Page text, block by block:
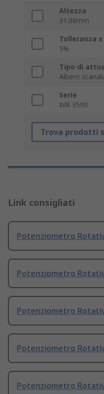
Altezza
31.08mm
Tolleranza ±
5%
Tipo di
Albero
Serie
WR 3590
Trova prodotti
Link consigliati
Potenziometro
Potenziometro
Potenziometro
Potenziometro
Potenziometro